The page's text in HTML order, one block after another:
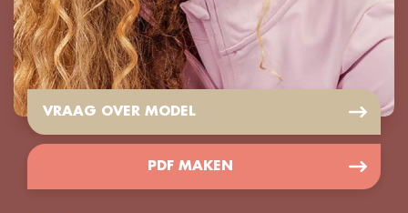
VRAAG OVER MODEL
PDF MAKEN